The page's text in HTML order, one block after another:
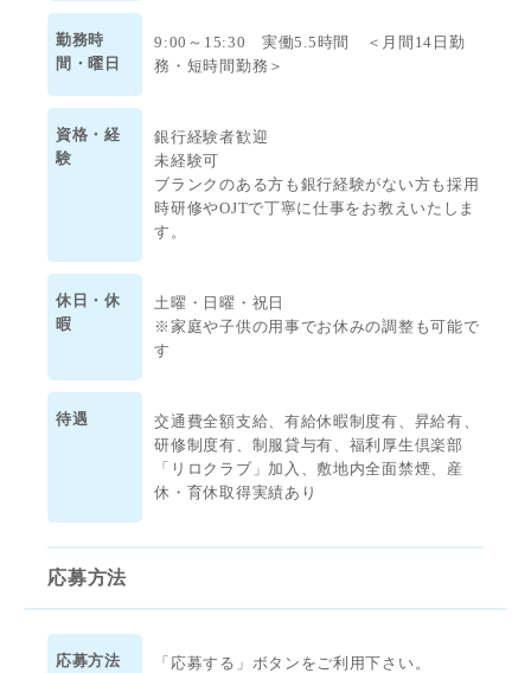
勤務時
間・曜日
9:00～15:30 実働5.5時間 ＜月間14日勤
務・短時間勤務＞
資格・経
験
銀行経験者歓迎
未経験可
ブランクのある方も銀行経験がない方も採用
時研修やOJTで丁寧に仕事をお教えいたしま
す。
休日・休
暇
土曜・日曜・祝日
※家庭や子供の用事でお休みの調整も可能で
す
待遇
交通費全額支給、有給休暇制度有、昇給有、
研修制度有、制服貸与有、福利厚生倶楽部
「リロクラブ」加入、敷地内全面禁煙、産
休・育休取得実績あり
応募方法
応募方法
「応募する」ボタンをご利用下さい。